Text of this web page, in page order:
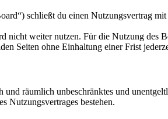
schließt du einen Nutzungsvertrag
nicht weiter nutzen. Für die Nutzung des
Seiten ohne Einhaltung einer Frist
räumlich unbeschränktes und
Nutzungsvertrages bestehen.